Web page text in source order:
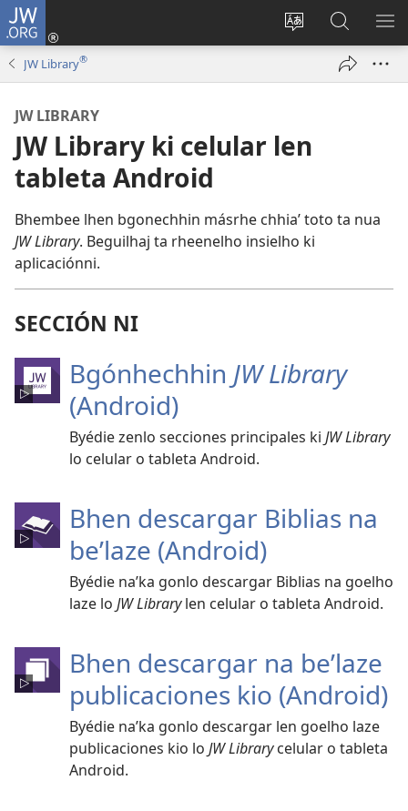
JW.ORG
Botza
Ga
solho
ventana)
Beguilaj
ní
JW.ORG
JW Library®
JW LIBRARY
JW Library ki celular len
tableta Android
Bhembee lhen bgonechhin másrhe chhia’ toto ta nua
JW Library. Beguilhaj ta rheenelho insielho ki
aplicaciónni.
SECCIÓN NI
Bgónhechhin JW Library
(Android)
Byédie zenlo secciones principales ki JW Library
lo celular o tableta Android.
Bhen descargar Biblias na
beʼlaze (Android)
Byédie naʼka gonlo descargar Biblias na goelho
laze lo JW Librarylen celular o tableta Android.
Bhen descargar na beʼlaze
publicaciones kio (Android)
Byédie naʼka gonlo descargar len goelho laze
publicaciones kio lo JW Librarycelular o tableta
Android.